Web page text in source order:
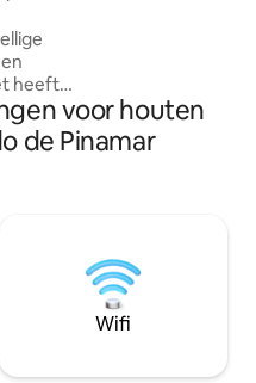
heeft
een
Er zijn
huis van
15
genieten van
voor houten
de Pinamar
Wifi